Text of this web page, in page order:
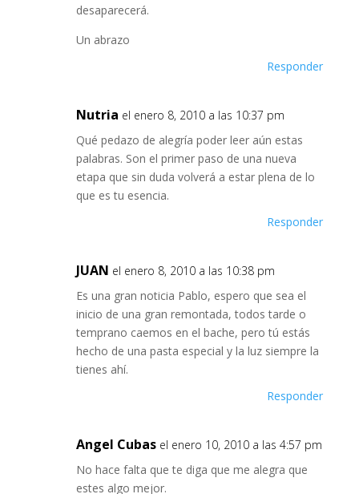
desaparecerá.
Un abrazo
Responder
Nutria el enero 8, 2010 a las 10:37 pm
Qué pedazo de alegría poder leer aún estas
palabras. Son el primer paso de una nueva
etapa que sin duda volverá a estar plena de lo
que es tu esencia.
Responder
JUAN el enero 8, 2010 a las 10:38 pm
Es una gran noticia Pablo, espero que sea el
inicio de una gran remontada, todos tarde o
temprano caemos en el bache, pero tú estás
hecho de una pasta especial y la luz siempre la
tienes ahí.
Responder
Angel Cubas el enero 10, 2010 a las 4:57 pm
No hace falta que te diga que me alegra que
estes algo mejor.